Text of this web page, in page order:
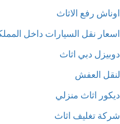
رفع الاثاث
نقل السيارات داخل المملكة
دبي اثاث
العفش
اثاث منزلي
تغليف اثاث